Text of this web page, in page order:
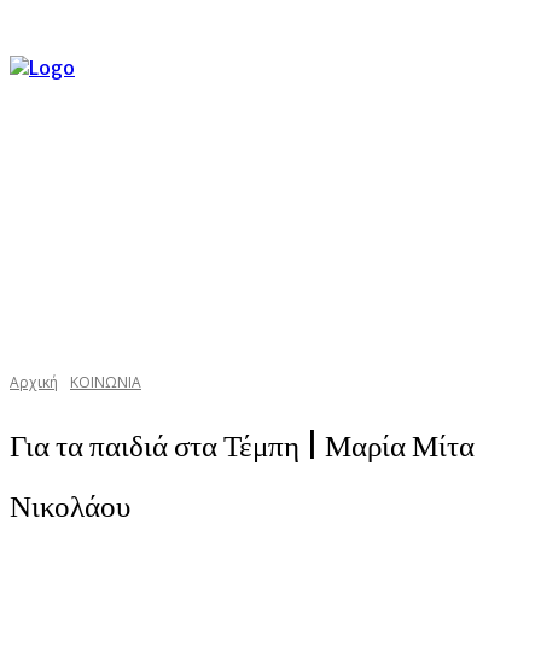
Αρχική ΚΟΙΝΩΝΙΑ
Για τα παιδιά στα Τέμπη | Μαρία Μίτα
Νικολάου